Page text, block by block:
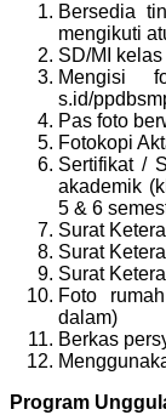
Bersedia
mengikuti
SD/MI kelas
Mengisi
s.id/
Pas foto
Fotokopi
Sertifikat /
akademik
5 & 6
Surat
Surat
Surat
Foto
dalam)
Berkas
Program